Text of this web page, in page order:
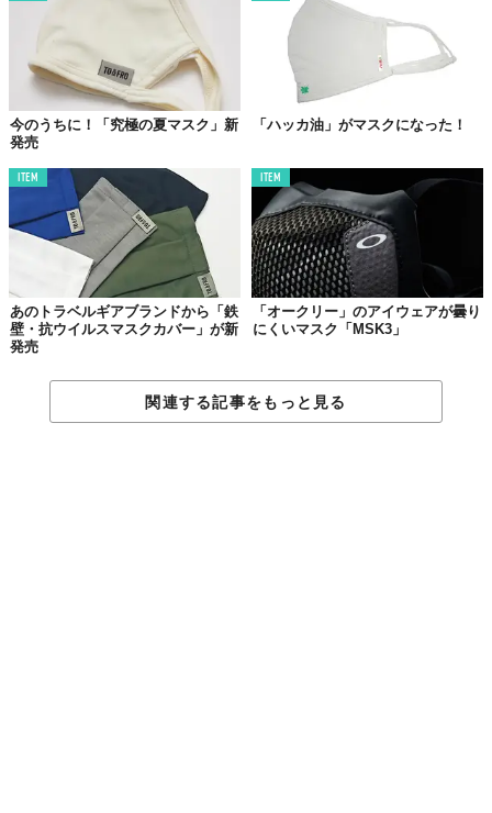
今のうちに！「究極の夏マスク」新
発売
「ハッカ油」がマスクになった！
ITEM
あのトラベルギアブランドから「鉄
壁・抗ウイルスマスクカバー」が新
発売
ITEM
「オークリー」のアイウェアが曇り
にくいマスク「MSK3」
関連する記事をもっと見る